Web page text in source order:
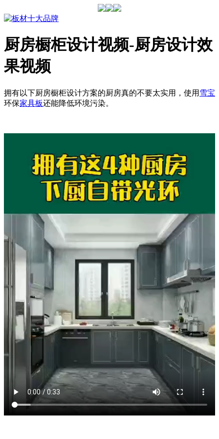
厨房橱柜设计视频-厨房设计效
果视频
拥有以下厨房橱柜设计方案的厨房真的不要太实用，使用 雪宝
环保家具板还能降低环境污染。